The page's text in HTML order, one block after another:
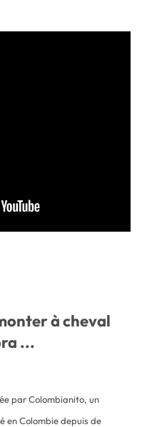
à cheval
...
par Colombianito, un
en Colombie depuis de